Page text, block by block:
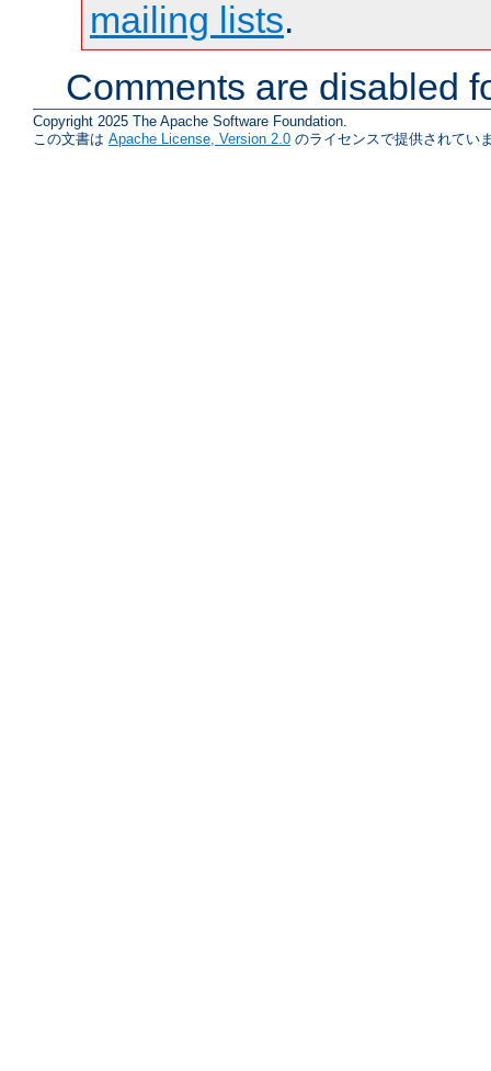
mailing lists.
Comments are disabled
Copyright 2025 The Apache Software Foundation.
この文書は Apache License, Version 2.0 のライセンスで提供されてい